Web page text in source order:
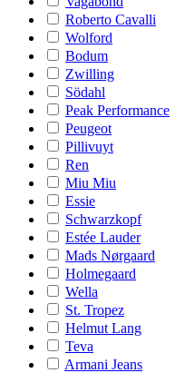
Roberto Cavalli
Wolford
Bodum
Zwilling
Södahl
Peak Performance
Peugeot
Pillivuyt
Ren
Miu Miu
Essie
Schwarzkopf
Estée Lauder
Mads Nørgaard
Holmegaard
Wella
St. Tropez
Helmut Lang
Teva
Armani Jeans